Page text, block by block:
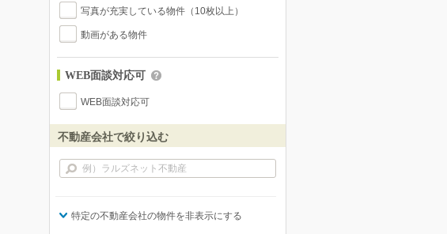
写真が充実している物件（10枚以上）
動画がある物件
WEB面談対応可
WEB面談対応可
不動産会社で絞り込む
特定の不動産会社の物件を非表示にする